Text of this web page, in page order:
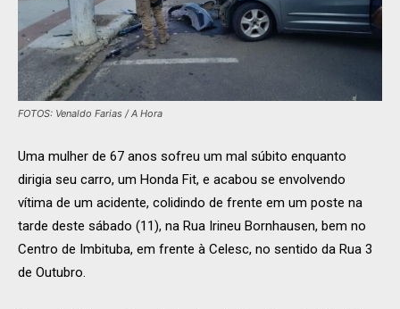
FOTOS: Venaldo Farias / A Hora
Uma mulher de 67 anos sofreu um mal súbito enquanto
dirigia seu carro, um Honda Fit, e acabou se envolvendo
vítima de um acidente, colidindo de frente em um poste na
tarde deste sábado (11), na Rua Irineu Bornhausen, bem no
Centro de Imbituba, em frente à Celesc, no sentido da Rua 3
de Outubro.